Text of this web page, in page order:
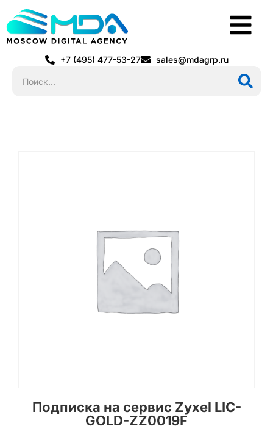
+7 (495) 477-53-27 sales@mdagrp.ru
Подписка на сервис Zyxel LIC-
GOLD-ZZ0019F